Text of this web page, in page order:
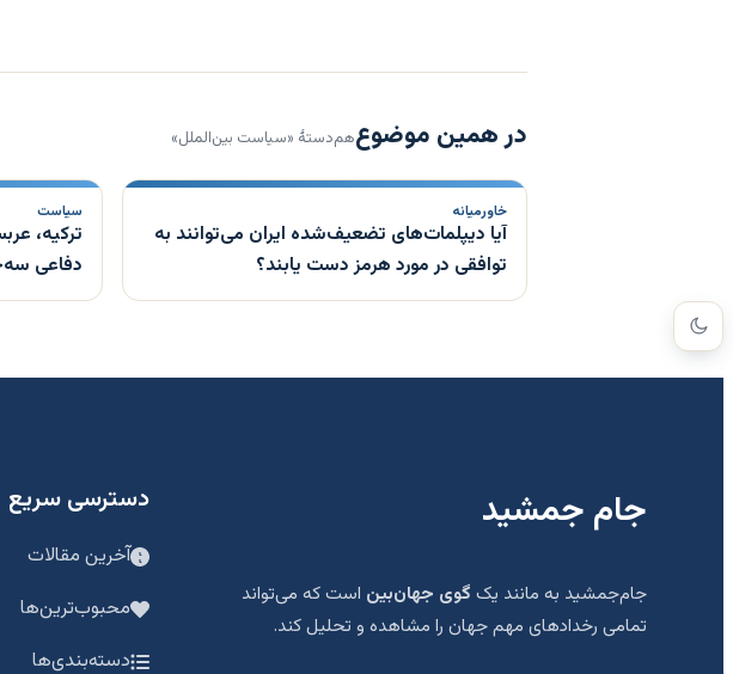
در همین موضوعهم‌دستهٔ «سیاست بین‌الملل»
خاورمیانه
آیا دیپلمات‌های تضعیف‌شده ایران می‌توانند به
توافقی در مورد هرمز دست یابند؟
سیاست
ترکیه،
دفاعی
جام جمشید
جام‌جمشید به مانند یک گوی جهان‌بین است که می‌تواند
تمامی رخدادهای مهم جهان را مشاهده و تحلیل کند.
دسترسی سریع
آخرین مقالات
محبوب‌ترین‌ها
دسته‌بندی‌ها